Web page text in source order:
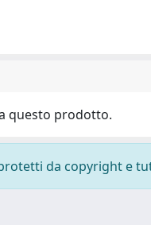
questo prodotto.
da copyright e